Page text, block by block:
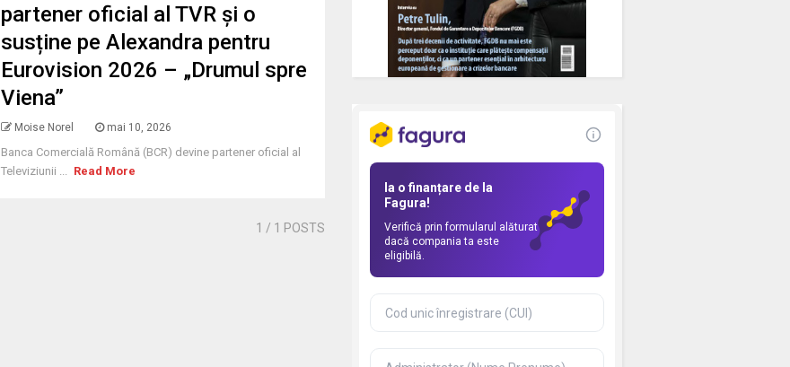
partener oficial al TVR și o
susține pe Alexandra pentru
Eurovision 2026 – „Drumul spre
Viena”
Moise Norel mai 10, 2026
Banca Comercială Română (BCR) devine partener oficial al
Televiziunii ... Read More
1 / 1 POSTS